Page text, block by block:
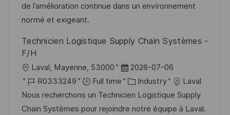
n
a
r
de l’amélioration continue dans un environnement
normé et exigeant.
Technicien Logistique Supply Chain Systèmes -
F/H
L
o
c
a
Laval, Mayenne, 53000
P
o
s
t
2026-07-06
J
o
b
R0333249 Full time
C
a
t
Industry
Laval
Nous recherchons un Technicien Logistique Supply
Chain Systèmes pour rejoindre notre équipe à Laval.